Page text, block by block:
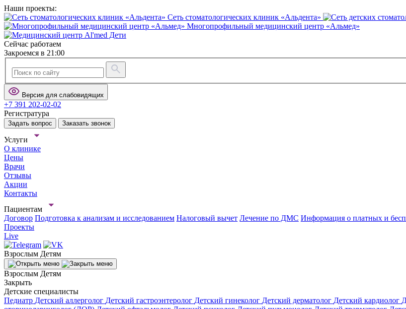
Наши проекты:
Сеть стоматологических клиник «Альдента»
Многопрофильный медицинский центр «Альмед»
Сейчас работаем
Закроемся в 21:00
Версия для слабовидящих
+7 391 202-02-02
Регистратура
Задать вопрос Заказать звонок
Услуги
О клинике
Цены
Врачи
Отзывы
Акции
Контакты
Пациентам
Договор Подготовка к анализам и исследованием Налоговый вычет Лечение по ДМС Информация о платных и
Проекты
Live
Взрослым Детям
Взрослым Детям
Закрыть
Детские специалисты
Педиатр Детский аллерголог Детский гастроэнтеролог Детский гинеколог Детский дерматолог Детский кардиолог